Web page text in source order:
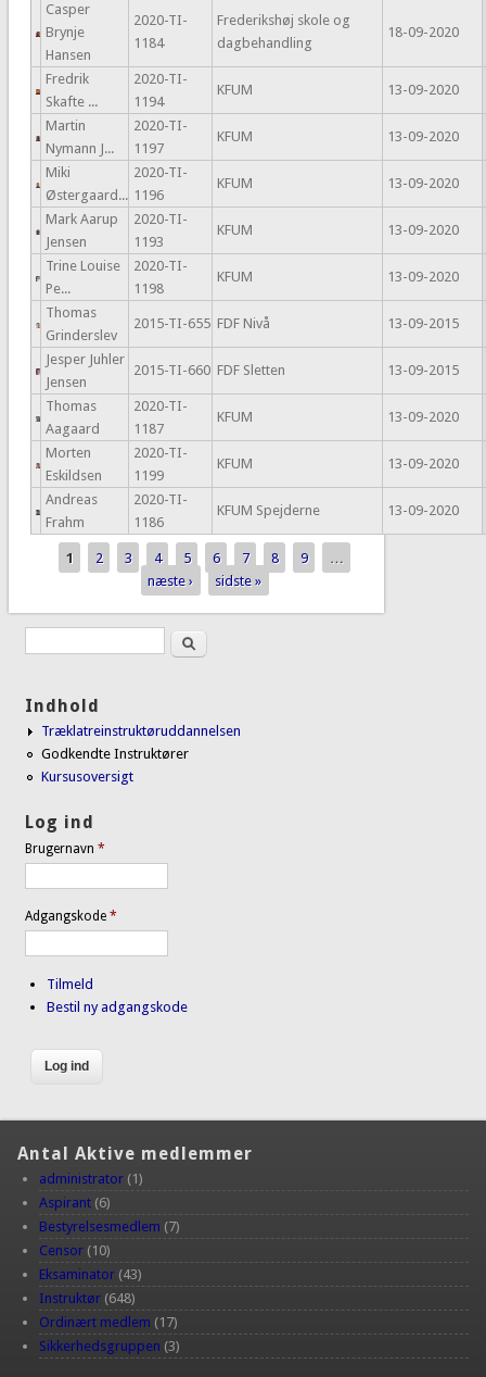
Casper
Brynje
Hansen
2020-TI-
1184
Frederikshøj skole og
dagbehandling
18-09-2020
Fredrik
Skafte ...
2020-TI-
1194
KFUM 13-09-2020
Martin
Nymann J...
2020-TI-
1197
KFUM 13-09-2020
Miki
Østergaard...
2020-TI-
1196
KFUM 13-09-2020
Mark Aarup
Jensen
2020-TI-
1193
KFUM 13-09-2020
Trine Louise
Pe...
2020-TI-
1198
KFUM 13-09-2020
Thomas
Grinderslev
2015-TI-655 FDF Nivå 13-09-2015
Jesper Juhler
Jensen
2015-TI-660 FDF Sletten 13-09-2015
Thomas
Aagaard
2020-TI-
1187
KFUM 13-09-2020
Morten
Eskildsen
2020-TI-
1199
KFUM 13-09-2020
Andreas
Frahm
2020-TI-
1186
KFUM Spejderne 13-09-2020
Sider
1 2 3 4 5 6 7 8 9
…
næste ›
sidste »
Søgefelt Søg
Indhold
Træklatreinstruktøruddannelsen
Godkendte Instruktører
Kursusoversigt
Log ind
Brugernavn*
Adgangskode*
Tilmeld
Bestil ny adgangskode
Antal Aktive medlemmer
administrator(1)
Aspirant(6)
Bestyrelsesmedlem (7)
Censor(10)
Eksaminator(43)
Instruktør(648)
Ordinært medlem (17)
Sikkerhedsgruppen (3)